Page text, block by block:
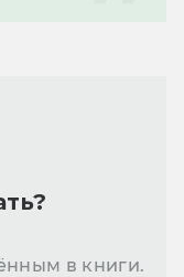
в книги.